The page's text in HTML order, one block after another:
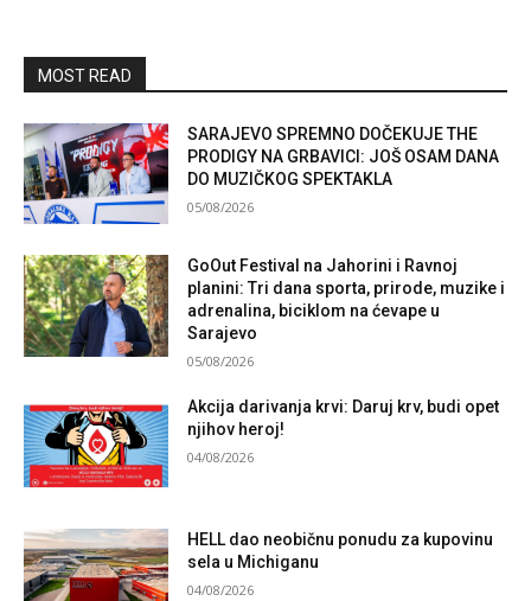
MOST READ
SARAJEVO SPREMNO DOČEKUJE THE
PRODIGY NA GRBAVICI: JOŠ OSAM DANA
DO MUZIČKOG SPEKTAKLA
05/08/2026
GoOut Festival na Jahorini i Ravnoj
planini: Tri dana sporta, prirode, muzike i
adrenalina, biciklom na ćevape u
Sarajevo
05/08/2026
Akcija darivanja krvi: Daruj krv, budi opet
njihov heroj!
04/08/2026
HELL dao neobičnu ponudu za kupovinu
sela u Michiganu
04/08/2026